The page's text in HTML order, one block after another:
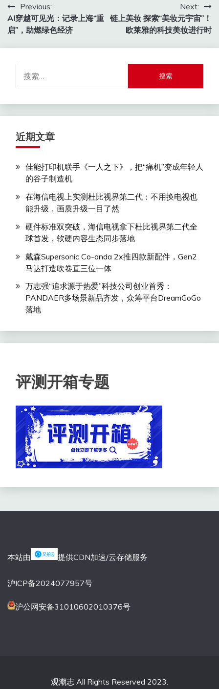
文
章
导
航
Previous:
AI穿越可见光：记录上海“重
启”，助燃绿色经济
Next:
链上美妆 探索“美妆元宇宙”！
欧莱雅的科技美妆进行时
索：
近期文章
佳能打印机联手《一人之下》，把“痛机”变成年轻人
的谷子制造机
在海信电视上实测杜比视界第二代：不用换电视也
能升级，画质升级一目了然
硬件标准双突破，海信电视拿下杜比视界第二代全
球首发，软硬内容生态同步落地
戴森Supersonic Co-anda 2x推四款新配件，Gen2
马达打造吹卷直三位一体
万志强“追求源于热爱”科技公司创业首秀：
PANDAER多场景新品齐发，众筹平台DreamGoGo
落地
评测开箱专题
本站由 提供CDN加速/云存储服务
沪ICP备2024077957号
沪公网安备31010602010376号
观潮志 All Rights Reserved 2023.